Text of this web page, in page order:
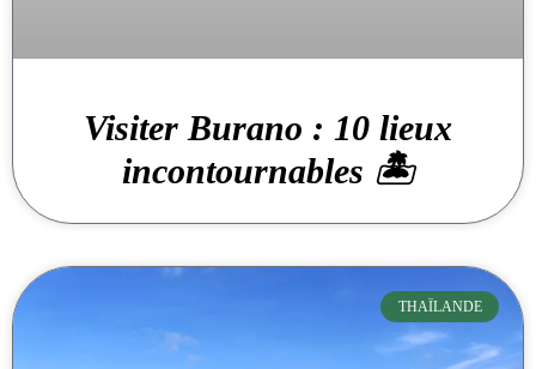
Visiter Burano : 10 lieux
incontournables 🏝️
THAÏLANDE